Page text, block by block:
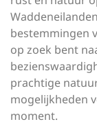
bestemmingen
op zoek bent
prachtige
mogelijkheden
moment.